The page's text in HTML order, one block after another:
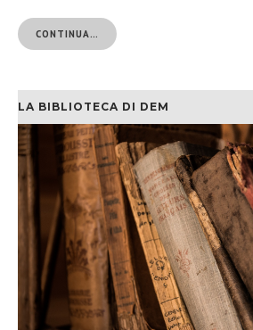
CONTINUA…
LA BIBLIOTECA DI DEM